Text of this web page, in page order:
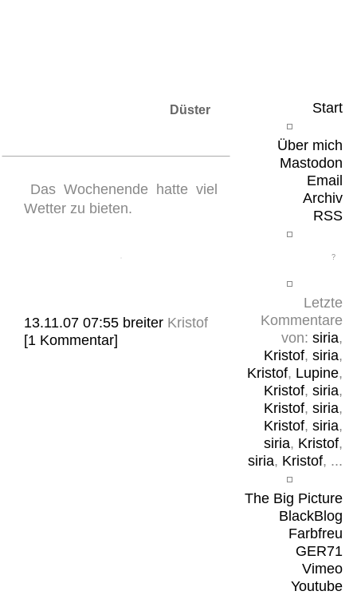
Start
Über mich
Mastodon
Email
Archiv
RSS
Letzte
Kommentare
von: siria,
Kristof, siria,
Kristof, Lupine,
Kristof, siria,
Kristof, siria,
Kristof, siria,
siria, Kristof,
siria, Kristof, ...
The Big Picture
BlackBlog
Farbfreu
GER71
Vimeo
Youtube
Düster
Das Wochenende hatte viel
Wetter zu bieten.
13.11.07 07:55 breiter Kristof
[1 Kommentar]